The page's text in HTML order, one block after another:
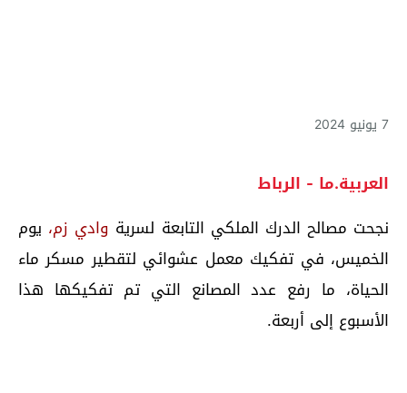
7 يونيو 2024
العربية.ما - الرباط
نجحت مصالح الدرك الملكي التابعة لسرية وادي زم، يوم
الخميس، في تفكيك معمل عشوائي لتقطير مسكر ماء
الحياة، ما رفع عدد المصانع التي تم تفكيكها هذا
الأسبوع إلى أربعة.